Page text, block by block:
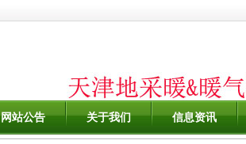
网站公告 关于我们 信息资讯